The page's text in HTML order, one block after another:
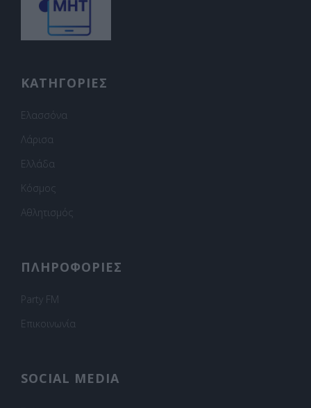
ΚΑΤΗΓΟΡΙΕΣ
Ελασσόνα
Λάρισα
Ελλάδα
Κόσμος
Αθλητισμός
ΠΛΗΡΟΦΟΡΙΕΣ
Party FM
Επικοινωνία
SOCIAL MEDIA